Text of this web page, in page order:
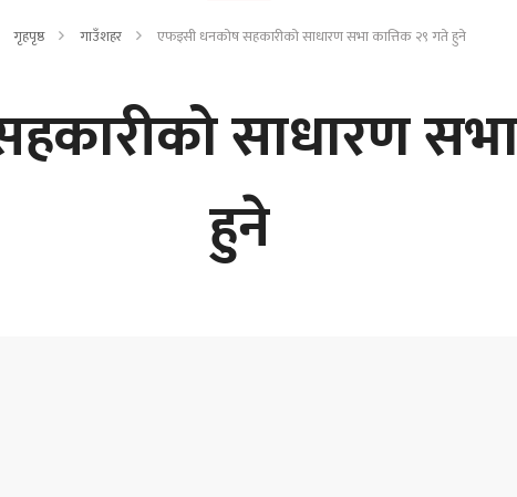
गृहपृष्ठ गाउँशहर एफइसी धनकोष सहकारीको साधारण सभा कात्तिक २९ गते हुने
साधारण
हुने